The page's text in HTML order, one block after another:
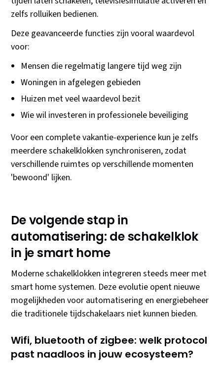
zelfs rolluiken bedienen.
Deze geavanceerde functies zijn vooral waardevol
voor:
Mensen die regelmatig langere tijd weg zijn
Woningen in afgelegen gebieden
Huizen met veel waardevol bezit
Wie wil investeren in professionele beveiliging
Voor een complete vakantie-experience kun je zelfs
meerdere schakelklokken synchroniseren, zodat
verschillende ruimtes op verschillende momenten
'bewoond' lijken.
De volgende stap in
automatisering: de schakelklok
in je smart home
Moderne schakelklokken integreren steeds meer met
smart home systemen. Deze evolutie opent nieuwe
mogelijkheden voor automatisering en energiebeheer
die traditionele tijdschakelaars niet kunnen bieden.
Wifi, bluetooth of zigbee: welk protocol
past naadloos in jouw ecosysteem?